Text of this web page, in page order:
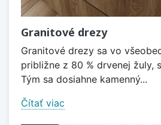
Granitové drezy
Granitové drezy sa vo
približne z 80 % drvenej žuly,
Tým sa dosiahne kamenný...
Čítať viac